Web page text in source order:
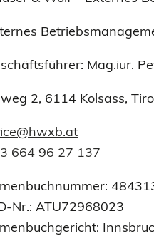
Mag.iur.
2, 6114 Kolsass,
hwxb.at
664 96 27 137
Nr.: ATU72968023